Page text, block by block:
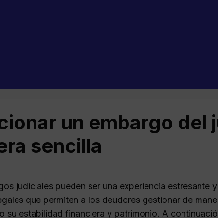
un embargo del
sencilla
judiciales pueden ser una experiencia estresante
que permiten a los deudores gestionar de
su estabilidad financiera y patrimonio. A